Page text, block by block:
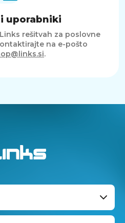
uporabniki
rešitvah za poslovne
na e-pošto
.